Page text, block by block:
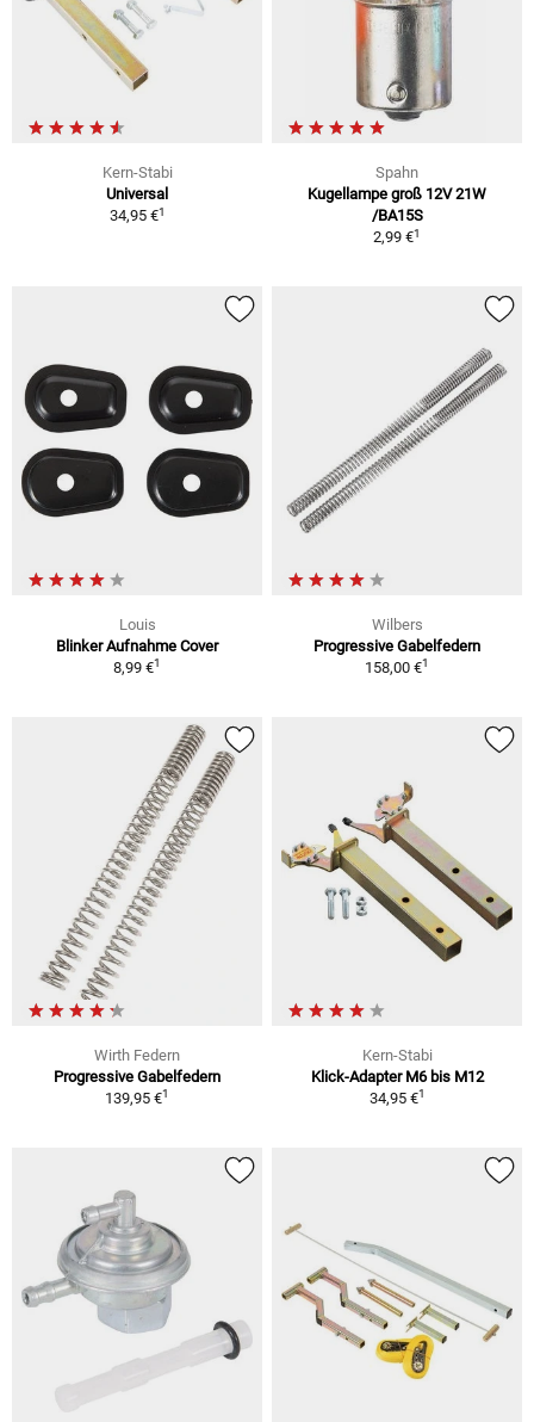
Kern-Stabi
Universal
34,95 €1
Spahn
Kugellampe groß 12V 21W
/BA15S
2,99 €1
Louis
Blinker Aufnahme Cover
8,99 €1
Wilbers
Progressive Gabelfedern
158,00 €1
Wirth Federn
Progressive Gabelfedern
139,95 €1
Kern-Stabi
Klick-Adapter M6 bis M12
34,95 €1